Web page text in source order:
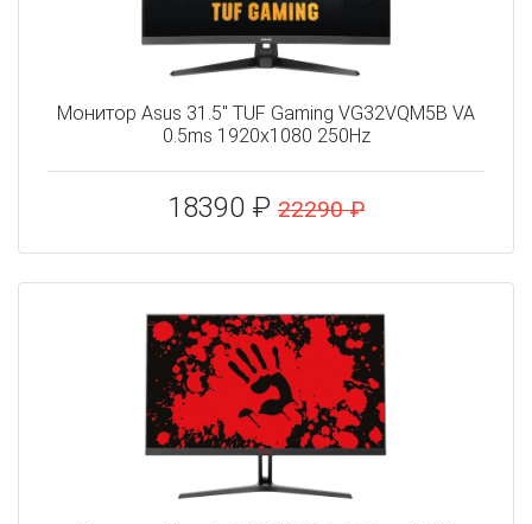
Монитор Asus 31.5" TUF Gaming VG32VQM5B VA
0.5ms 1920x1080 250Hz
18390 ₽ 22290 ₽